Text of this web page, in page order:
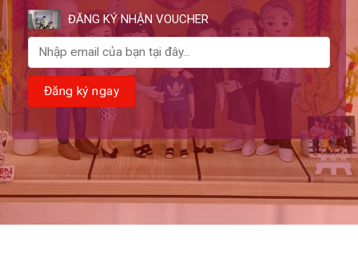
ĐĂNG KÝ NHẬN VOUCHER